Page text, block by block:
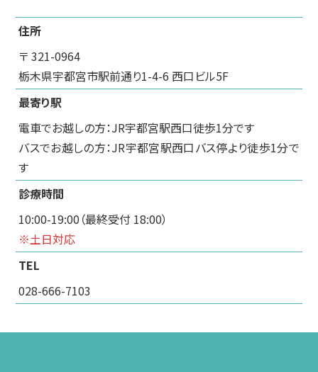
住所
〒 321-0964
栃木県宇都宮市駅前通り1-4-6 西口ビル5F
最寄り駅
電車でお越しの方：JR宇都宮駅西口徒歩1分です
バスでお越しの方：JR宇都宮駅西口バス停より徒歩1分で
す
診療時間
10:00-19:00（最終受付 18:00）
※土日対応
TEL
028-666-7103